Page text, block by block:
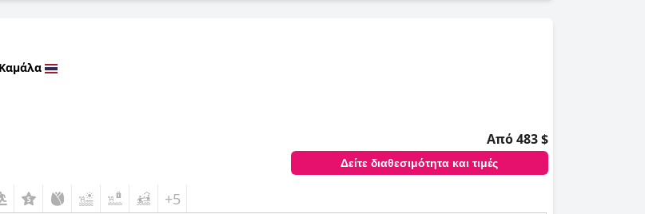
Από 483 $
Δείτε διαθεσιμότητα και τιμές
+5